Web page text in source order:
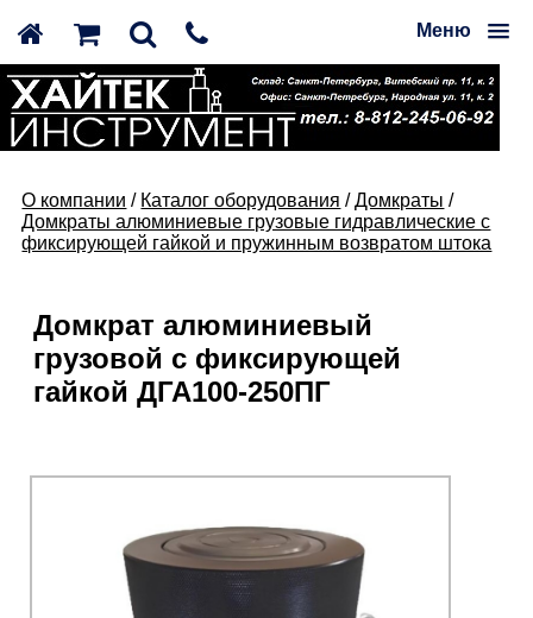
Меню
О компании / Каталог оборудования /Домкраты /
Домкраты алюминиевые грузовые гидравлические с
фиксирующей гайкой и пружинным возвратом штока
Домкрат алюминиевый
грузовой с фиксирующей
гайкой ДГА100-250ПГ